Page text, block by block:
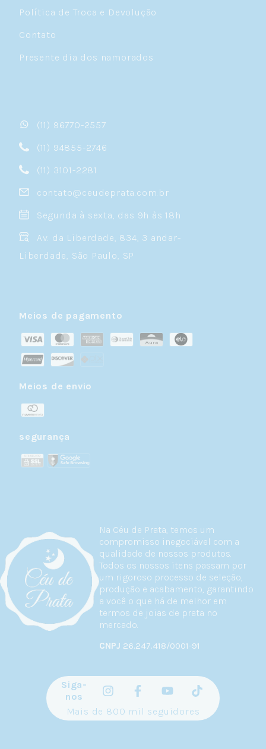
Na Céu de Prata, temos um
compromisso inegociável com a
qualidade de nossos produtos.
Todos os nossos itens passam por
um rigoroso processo de seleção,
produção e acabamento, garantindo
a você o que há de melhor em
termos de joias de prata no
mercado.
CNPJ 26.247.418/0001-91
Política de Troca e Devolução
Contato
Presente dia dos namorados
(11) 96770-2557
(11) 94855-2746
(11) 3101-2281
contato@ceudeprata.com.br
Segunda à sexta, das 9h às 18h
Av. da Liberdade, 834, 3 andar-
Liberdade, São Paulo, SP
Meios de pagamento
Meios de envio
segurança
Siga-
nos
Mais de 800 mil seguidores